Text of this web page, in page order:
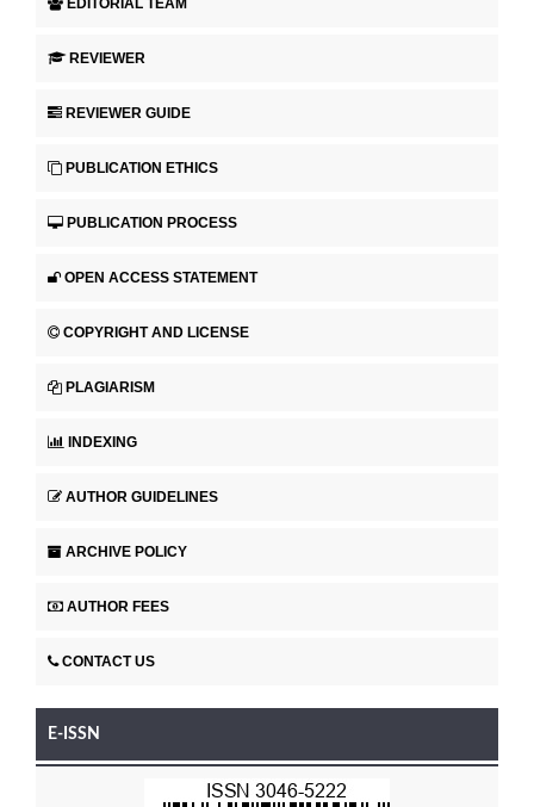
EDITORIAL TEAM
REVIEWER
REVIEWER GUIDE
PUBLICATION ETHICS
PUBLICATION PROCESS
OPEN ACCESS STATEMENT
COPYRIGHT AND LICENSE
PLAGIARISM
INDEXING
AUTHOR GUIDELINES
ARCHIVE POLICY
AUTHOR FEES
CONTACT US
E-ISSN